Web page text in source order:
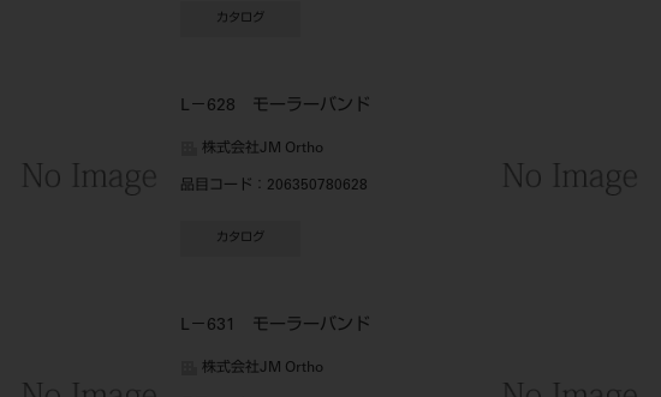
カタログ
L－628 モーラーバンド
株式会社JM Ortho
品目コード ：206350780628
カタログ
L－631 モーラーバンド
株式会社JM Ortho